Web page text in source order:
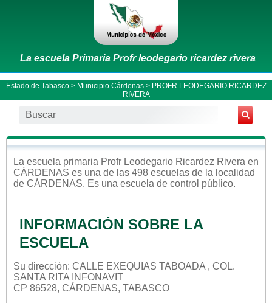
La escuela Primaria Profr leodegario ricardez rivera
Estado de Tabasco> Municipio Cárdenas> PROFR LEODEGARIO RICARDEZ
RIVERA
La escuela primaria Profr Leodegario Ricardez Rivera en
CÁRDENAS es una de las 498 escuelas de la localidad
de CÁRDENAS. Es una escuela de control público.
INFORMACIÓN SOBRE LA
ESCUELA
Su dirección: CALLE EXEQUIAS TABOADA , COL.
SANTA RITA INFONAVIT
CP 86528, CÁRDENAS, TABASCO